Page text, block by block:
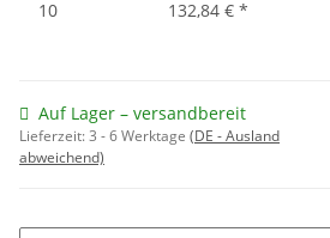
10
132,84 € *
Auf Lager – versandbereit
Lieferzeit:3 - 6 Werktage (DE - Ausland
abweichend)